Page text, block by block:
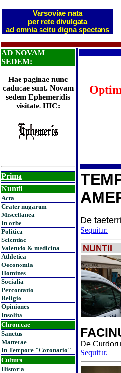
Varsoviae nata
per rete divulgata
ad omnia scitu digna spectans
AD NOVAM
SEDEM:
Hae paginae nunc
caducae sunt. Novam
sedem Ephemeridis
visitate, HIC:
Prima
Nuntii
Acta
Crater nugarum
Miscellanea
In orbe
Politica
Scientiae
Valetudo & medicina
Athletica
Oeconomia
Homines
Socialia
Percontatio
Religio
Opiniones
Insolita
Chronicae
Sanctus
Matterae
In Tempore "Coronario"
Cultura
Historia
De
Sequitur.
NUNTII
De
Sequitur.